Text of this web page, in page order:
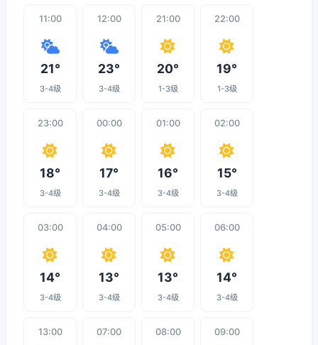
11:00
21°
3-4级
12:00
23°
3-4级
21:00
20°
1-3级
22:00
19°
1-3级
23:00
18°
3-4级
00:00
17°
3-4级
01:00
16°
3-4级
02:00
15°
3-4级
03:00
14°
3-4级
04:00
13°
3-4级
05:00
13°
3-4级
06:00
14°
3-4级
13:00 07:00 08:00 09:00